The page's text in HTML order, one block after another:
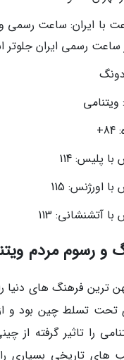
پلیس: 114
اورژنس: 115
آتشنشانی: 113
و رسوم مردم
ترین فرهنگ های دنیا
تحت تسلط چین بود و
را تاثیر گرفته از
های تاریخی بسیاری